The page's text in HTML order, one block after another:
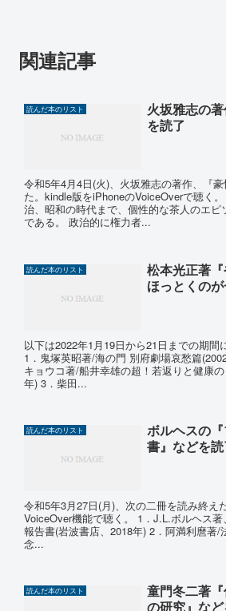
関連記事
読んだ本のリスト
火坂雅志の著
を読了
令和5年4月4日(火)、火坂雅志の著作、『
た。kindle版をiPhoneのVoiceOverで聴く
治、昭和の時代まで、個性的な茶人のエ
である。 政治的に権力者...
読んだ本のリスト
松本光正著
ほっとくの
以下は2022年1月19日から21日までの期間
1．鬼塚英昭著/海の門 別府劇場哀愁篇
キョウコ著/船井幸雄の超！若返りと健康
年) 3．柴田...
読んだ本のリスト
ボルヘスの
書』などを
令和5年3月27日(月)、次の二冊を読み終え
VoiceOver機能で聴く。 1．J.L.ボルヘス
報告書(岩波書店、2018年) 2．阿満利麿著/
念...
読んだ本のリスト
童門冬二著
の研究』な